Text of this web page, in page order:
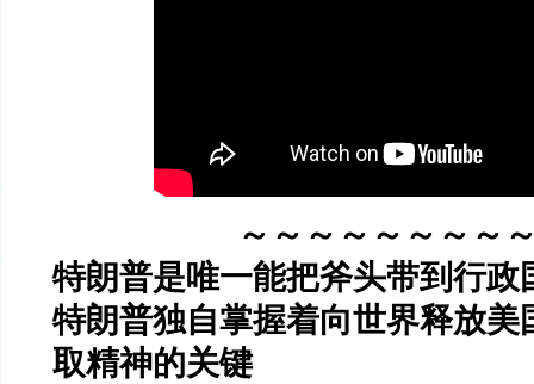
～～～～～～～～
特朗普是唯一能把斧头带到行政
特朗普独自掌握着向世界释放美
取精神的关键